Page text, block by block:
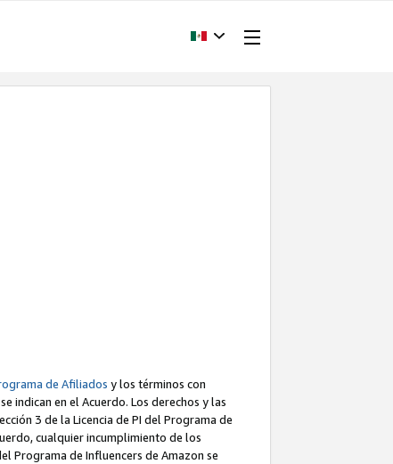
de Afiliados y los términos con
indican en el Acuerdo. Los derechos y las
3 de la Licencia de PI del Programa de
cualquier incumplimiento de los
Programa de Influencers de Amazon se